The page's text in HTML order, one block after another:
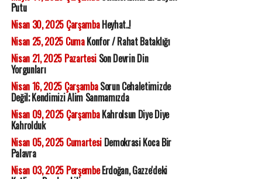
Putu
Nisan 30, 2025 ÇarşambaHeyhat..!
Nisan 25, 2025 CumaKonfor / Rahat Bataklığı
Nisan 21, 2025 PazartesiSon Devrin Din
Yorgunları
Nisan 16, 2025 ÇarşambaSorun Cehaletimizde
Değil; Kendimizi Alim Sanmamızda
Nisan 09, 2025 ÇarşambaKahrolsun Diye Diye
Kahrolduk
Nisan 05, 2025 CumartesiDemokrasi Koca Bir
Palavra
Nisan 03, 2025 PerşembeErdoğan, Gazze'deki